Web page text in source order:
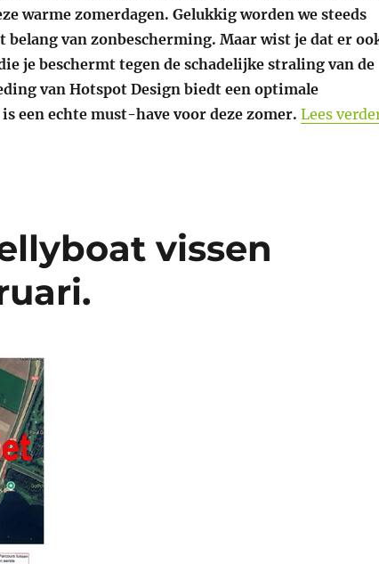
warme zomerdagen. Gelukkig worden we steeds
belang van zonbescherming. Maar wist je dat er
je beschermt tegen de schadelijke straling van de
van Hotspot Design biedt een optimale
een echte must-have voor deze zomer. Lees
vissen